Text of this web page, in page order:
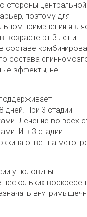
стороны центральной
поэтому для
применении
возрасте от 3 лет и
составе
состава
эффекты, не
дней. При 3 стадии
Лечение во всех
И в 3 стадии
ответ на
у половины